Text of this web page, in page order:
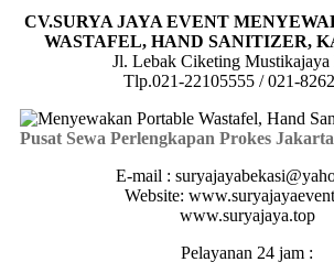
CV.SURYA JAYA EVENT
WASTAFEL, HAND SANITIZER,
Jl. Lebak Ciketing Mustikajaya
Tlp.021-22105555 / 021-
Pusat Sewa Perlengkapan Prokes Jakarta
E-mail :
Website:
www.suryajaya.top
Pelayanan 24 jam :